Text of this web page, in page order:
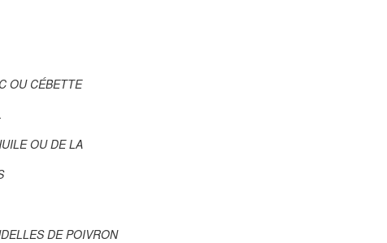
OU CÉBETTE
OU DE LA
DE POIVRON